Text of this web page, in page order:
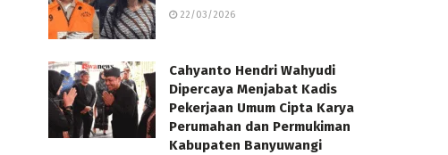
22/03/2026
Cahyanto Hendri Wahyudi
Dipercaya Menjabat Kadis
Pekerjaan Umum Cipta Karya
Perumahan dan Permukiman
Kabupaten Banyuwangi